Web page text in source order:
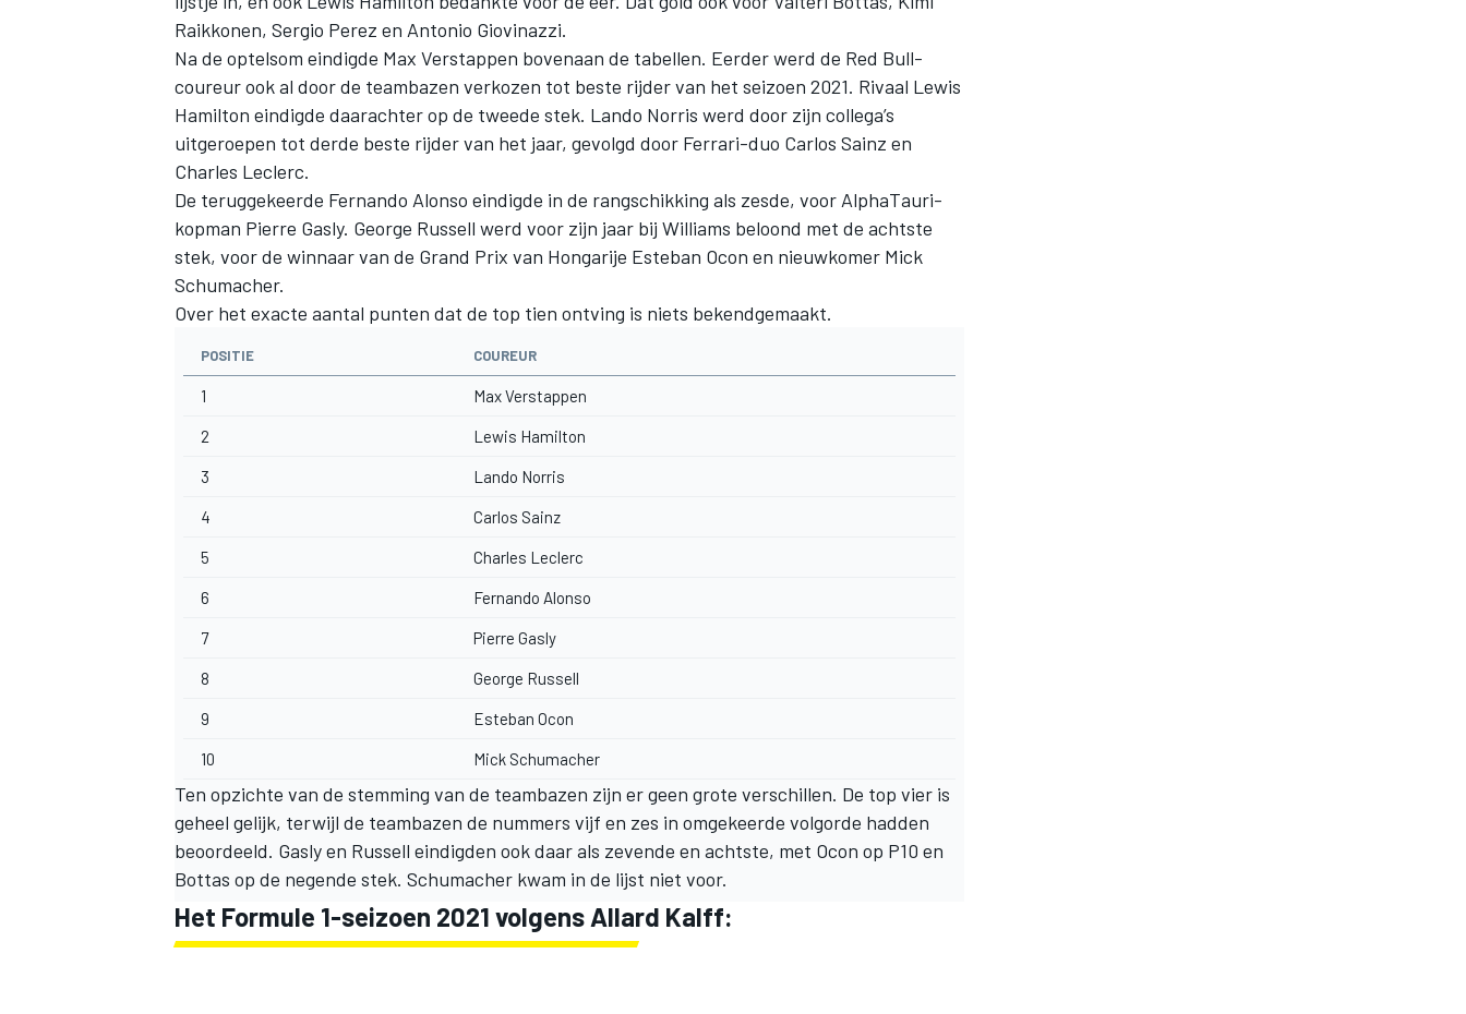
Raikkonen, Sergio Perez en Antonio Giovinazzi.
Na de optelsom eindigde Max Verstappen bovenaan de tabellen. Eerder werd de Red Bull-
coureur ook al door de teambazen verkozen tot beste rijder van het seizoen 2021. Rivaal Lewis
Hamilton eindigde daarachter op de tweede stek. Lando Norris werd door zijn collega’s
uitgeroepen tot derde beste rijder van het jaar, gevolgd door Ferrari-duo Carlos Sainz en
Charles Leclerc.
De teruggekeerde Fernando Alonso eindigde in de rangschikking als zesde, voor AlphaTauri-
kopman Pierre Gasly. George Russell werd voor zijn jaar bij Williams beloond met de achtste
stek, voor de winnaar van de Grand Prix van Hongarije Esteban Ocon en nieuwkomer Mick
Schumacher.
Over het exacte aantal punten dat de top tien ontving is niets bekendgemaakt.
POSITIE COUREUR
1 Max Verstappen
2 Lewis Hamilton
3 Lando Norris
4 Carlos Sainz
5 Charles Leclerc
6 Fernando Alonso
7 Pierre Gasly
8 George Russell
9 Esteban Ocon
10 Mick Schumacher
Ten opzichte van de stemming van de teambazen zijn er geen grote verschillen. De top vier is
geheel gelijk, terwijl de teambazen de nummers vijf en zes in omgekeerde volgorde hadden
beoordeeld. Gasly en Russell eindigden ook daar als zevende en achtste, met Ocon op P10 en
Bottas op de negende stek. Schumacher kwam in de lijst niet voor.
Het Formule 1-seizoen 2021 volgens Allard Kalff: